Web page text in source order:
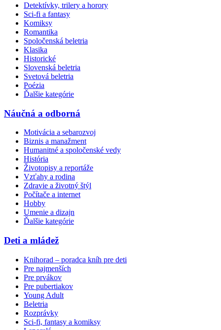
Detektívky, trilery a horory
Sci-fi a fantasy
Komiksy
Romantika
Spoločenská beletria
Klasika
Historické
Slovenská beletria
Svetová beletria
Poézia
Ďalšie kategórie
Náučná a odborná
Motivácia a sebarozvoj
Biznis a manažment
Humanitné a spoločenské vedy
História
Životopisy a reportáže
Vzťahy a rodina
Zdravie a životný štýl
Počítače a internet
Hobby
Umenie a dizajn
Ďalšie kategórie
Deti a mládež
Knihorad – poradca kníh pre deti
Pre najmenších
Pre prvákov
Pre pubertiakov
Young Adult
Beletria
Rozprávky
Sci-fi, fantasy a komiksy